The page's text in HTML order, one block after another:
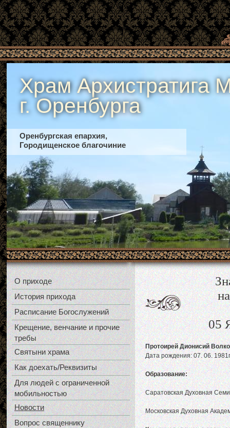
Храм Архистратига
г. Оренбурга
Оренбургская епархия,
Городищенское благочиние
05
Протоирей Дионисий
Дата рождения: 07. 06.
Образование:
Саратовская Духовная
Московская Духовная
О приходе
История прихода
Расписание Богослужений
Крещение, венчание и прочие
требы
Святыни храма
Как доехать/Реквизиты
Для людей с ограниченной
мобильностью
Новости
Вопрос священнику